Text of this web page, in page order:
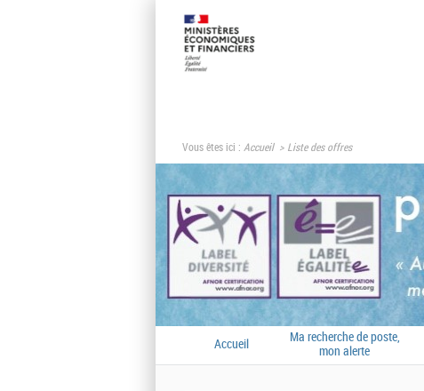
Vous êtes ici : Accueil Liste des offres
Accueil
Ma recherche de poste,
mon alerte